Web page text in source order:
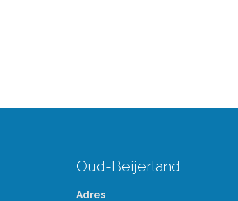
Oud-Beijerland
Adres: